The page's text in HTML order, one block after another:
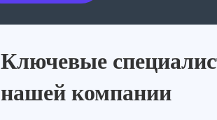
Ключевые
нашей компании